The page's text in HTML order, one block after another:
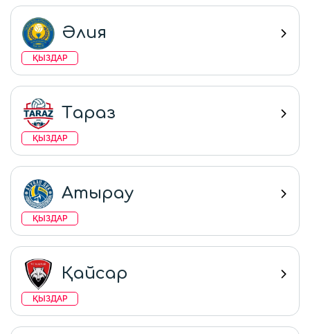
Әлия
ҚЫЗДАР
Тараз
ҚЫЗДАР
Атырау
ҚЫЗДАР
Қайсар
ҚЫЗДАР